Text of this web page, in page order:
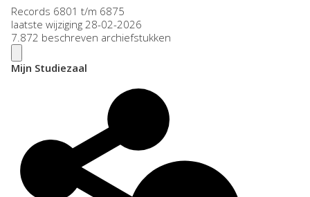
Records 6801 t/m 6875
laatste wijziging 28-02-2026
7.872 beschreven archiefstukken
Mijn Studiezaal